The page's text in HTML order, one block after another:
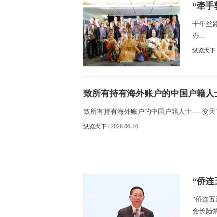
“牵手
千年丝
办...
纵览天下
致所有持有海外账户的中国户籍
致所有持有海外账户的中国户籍人士—–变天
纵览天下 / 2026-06-16
“侨连
“侨连
会长陆